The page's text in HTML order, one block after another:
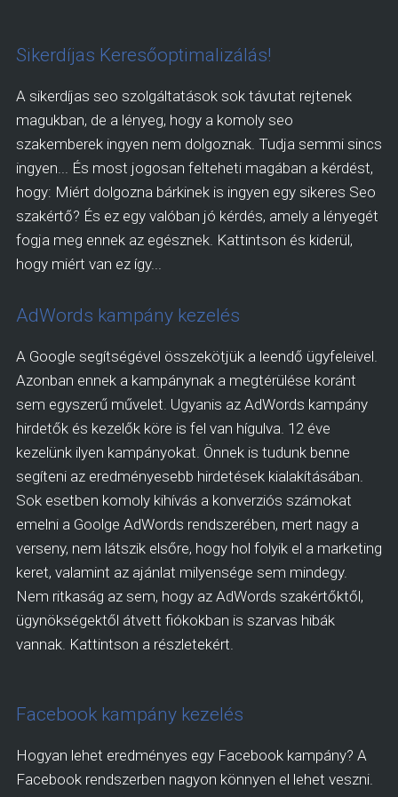
Sikerdíjas Keresőoptimalizálás!
A sikerdíjas seo szolgáltatások sok távutat rejtenek
magukban, de a lényeg, hogy a komoly seo
szakemberek ingyen nem dolgoznak. Tudja semmi sincs
ingyen... És most jogosan felteheti magában a kérdést,
hogy: Miért dolgozna bárkinek is ingyen egy sikeres Seo
szakértő? És ez egy valóban jó kérdés, amely a lényegét
fogja meg ennek az egésznek. Kattintson és kiderül,
hogy miért van ez így...
AdWords kampány kezelés
A Google segítségével összekötjük a leendő ügyfeleivel.
Azonban ennek a kampánynak a megtérülése koránt
sem egyszerű művelet. Ugyanis az AdWords kampány
hirdetők és kezelők köre is fel van hígulva. 12 éve
kezelünk ilyen kampányokat. Önnek is tudunk benne
segíteni az eredményesebb hirdetések kialakításában.
Sok esetben komoly kihívás a konverziós számokat
emelni a Goolge AdWords rendszerében, mert nagy a
verseny, nem látszik elsőre, hogy hol folyik el a marketing
keret, valamint az ajánlat milyensége sem mindegy.
Nem ritkaság az sem, hogy az AdWords szakértőktől,
ügynökségektől átvett fiókokban is szarvas hibák
vannak. Kattintson a részletekért.
Facebook kampány kezelés
Hogyan lehet eredményes egy Facebook kampány? A
Facebook rendszerben nagyon könnyen el lehet veszni.